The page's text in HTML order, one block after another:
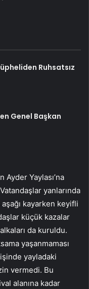
Ruhsatsız
Genel Başkan
Yaylası’na
yanlarında
kayarken keyifli
küçük kazalar
da kuruldu.
yaşanmaması
yayladaki
vermedi. Bu
alanına kadar